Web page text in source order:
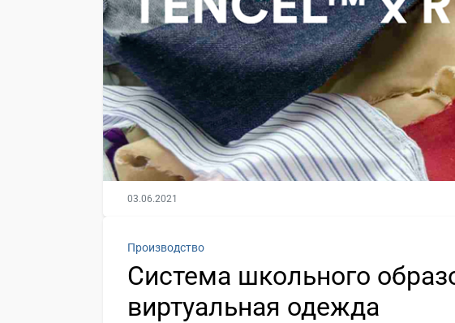
03.06.2021
Производство
Система школьного
виртуальная одежда